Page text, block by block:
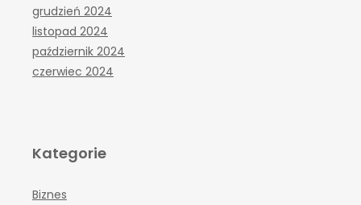
grudzień 2024
listopad 2024
październik 2024
czerwiec 2024
Kategorie
Biznes